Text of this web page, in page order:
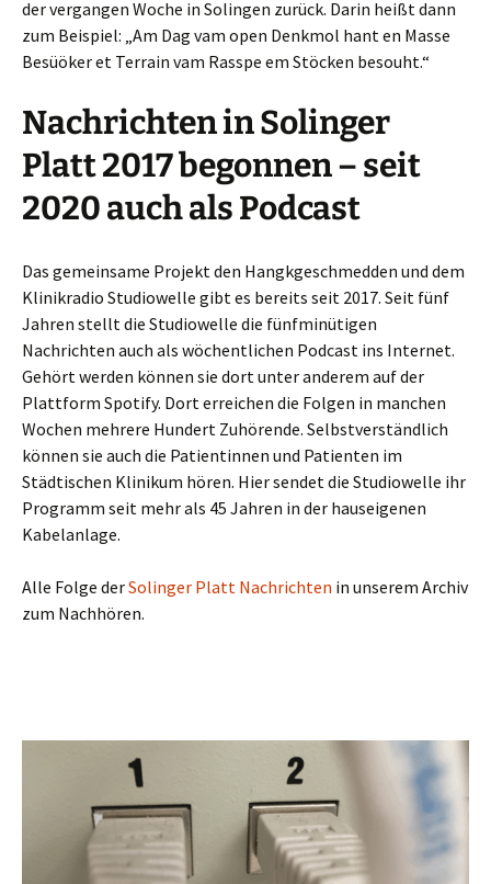
der vergangen Woche in Solingen zurück. Darin heißt dann
zum Beispiel: „Am Dag vam open Denkmol hant en Masse
Besüöker et Terrain vam Rasspe em Stöcken besouht.“
Nachrichten in Solinger
Platt 2017 begonnen – seit
2020 auch als Podcast
Das gemeinsame Projekt den Hangkgeschmedden und dem
Klinikradio Studiowelle gibt es bereits seit 2017. Seit fünf
Jahren stellt die Studiowelle die fünfminütigen
Nachrichten auch als wöchentlichen Podcast ins Internet.
Gehört werden können sie dort unter anderem auf der
Plattform Spotify. Dort erreichen die Folgen in manchen
Wochen mehrere Hundert Zuhörende. Selbstverständlich
können sie auch die Patientinnen und Patienten im
Städtischen Klinikum hören. Hier sendet die Studiowelle ihr
Programm seit mehr als 45 Jahren in der hauseigenen
Kabelanlage.
Alle Folge derSolinger Platt Nachrichten in unserem Archiv
zum Nachhören.